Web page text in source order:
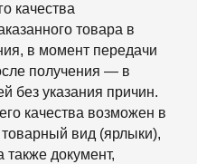
качества
товара в
в момент передачи
получения — в
без указания причин.
качества возможен в
вид (ярлыки),
также документ,